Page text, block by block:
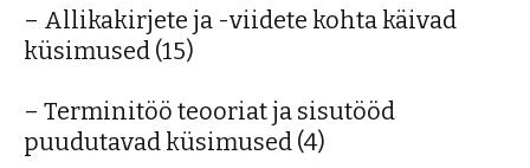
– Allikakirjete ja -viidete kohta käivad
küsimused (15)
– Terminitöö teooriat ja sisutööd
puudutavad küsimused (4)